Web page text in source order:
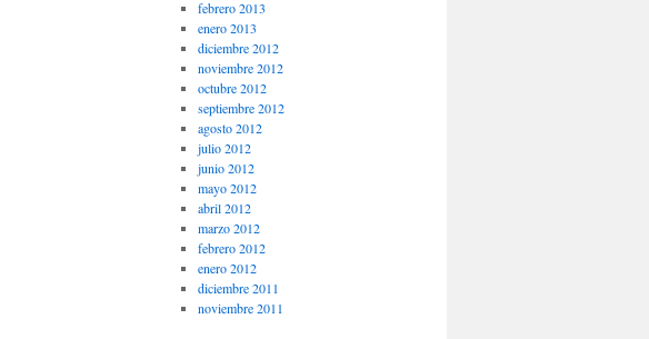
febrero 2013
enero 2013
diciembre 2012
noviembre 2012
octubre 2012
septiembre 2012
agosto 2012
julio 2012
junio 2012
mayo 2012
abril 2012
marzo 2012
febrero 2012
enero 2012
diciembre 2011
noviembre 2011